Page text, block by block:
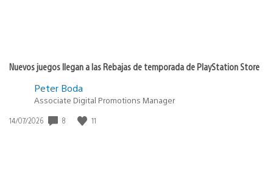
Nuevos juegos llegan a las Rebajas de temporada de PlayStation Store
Peter Boda
Associate Digital Promotions Manager
Fecha
14/07/2026 8 11